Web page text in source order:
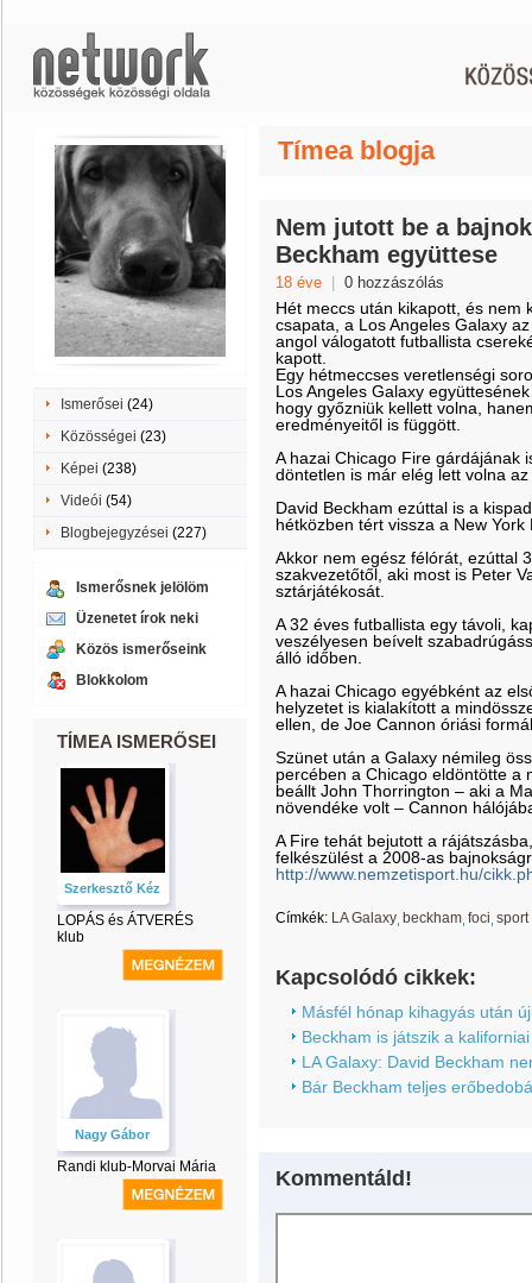
Ismerősei (24)
Közösségei (23)
Képei (238)
Videói (54)
Blogbejegyzései (227)
Ismerősnek jelölöm
Üzenetet írok neki
Közös ismerőseink
Blokkolom
TÍMEA ISMERŐSEI
Szerkesztő Kéz
LOPÁS és ÁTVERÉS
klub
Nagy Gábor
Randi klub-Morvai Mária
Tímea blogja
Nem jutott be a
Beckham együttese
18 éve 0 hozzászólás
Hét meccs után kikapott, és nem
csapata, a Los Angeles Galaxy
angol válogatott futballista
kapott.
Egy hétmeccses veretlenségi
Los Angeles Galaxy
hogy győzniük kellett volna,
eredményeitől is függött.
A hazai Chicago Fire gárdájának
döntetlen is már elég lett volna
David Beckham ezúttal is a
hétközben tért vissza a New
Akkor nem egész félórát, ezúttal
szakvezetőtől, aki most is Peter
sztárjátékosát.
A 32 éves futballista egy távoli,
veszélyesen beívelt
álló időben.
A hazai Chicago egyébként az
helyzetet is kialakított a
ellen, de Joe Cannon óriási
Szünet után a Galaxy némileg
percében a Chicago eldöntötte a
beállt John Thorrington – aki a
növendéke volt – Cannon
A Fire tehát bejutott a
felkészülést a 2008-as
http://www.nemzetisport.hu/
Címkék: LA Galaxy beckham foci sport
Kapcsolódó cikkek:
Másfél hónap kihagyás után
Beckham is játszik a
LA Galaxy: David Beckham
Bár Beckham teljes
Kommentáld!